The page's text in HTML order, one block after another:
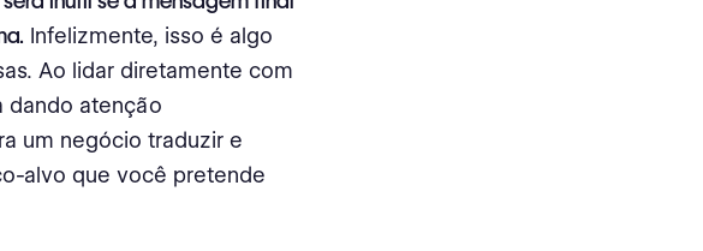
Infelizmente, isso é algo
Ao lidar diretamente com
dando atenção
um negócio traduzir e
alvo que você pretende